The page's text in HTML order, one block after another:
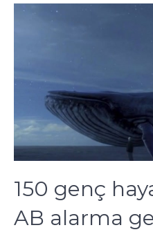
150 genç
AB alarma